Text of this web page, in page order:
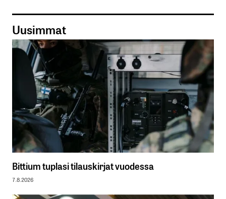
Uusimmat
Bittium tuplasi tilauskirjat vuodessa
7.8.2026